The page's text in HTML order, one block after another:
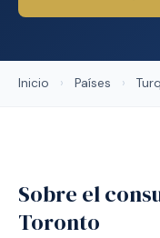
Inicio › Países ›
Sobre el
Toronto